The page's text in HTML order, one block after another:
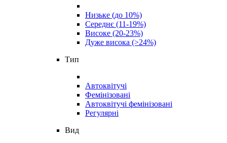
Низьке (до 10%)
Середнє (11-19%)
Високе (20-23%)
Дуже висока (>24%)
Тип
Автоквітучі
Фемінізовані
Автоквітучі фемінізовані
Регулярні
Вид